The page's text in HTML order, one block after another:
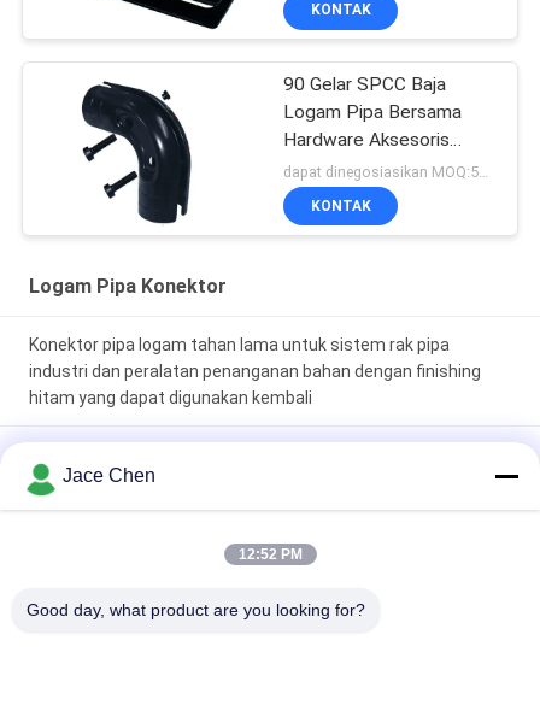
KONTAK
90 Gelar SPCC Baja
Logam Pipa Bersama
Hardware Aksesoris
Untuk Pipa Ramping
dapat dinegosiasikan MOQ:500 set
KONTAK
Logam Pipa Konektor
Konektor pipa logam tahan lama untuk sistem rak pipa
industri dan peralatan penanganan bahan dengan finishing
hitam yang dapat digunakan kembali
dipoles halus dan perawatan elektroforesis untuk sistem rak
pipa industri
Konektor Pipa Logam Tahan Lama Terbuat dari Baja SPCC
Permukaan Pelapisan Krom Nikel Seng
Jace Chen
12:52 PM
Good day, what product are you looking for?